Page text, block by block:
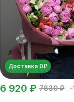
Доставка 0₽
7830 ₽ -
6 920 ₽